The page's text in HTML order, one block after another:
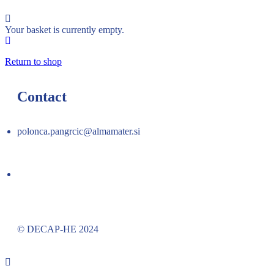
Your basket is currently empty.
Return to shop
Contact
polonca.pangrcic@almamater.si
© DECAP-HE 2024